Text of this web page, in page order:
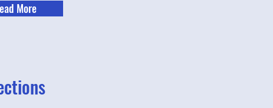
More